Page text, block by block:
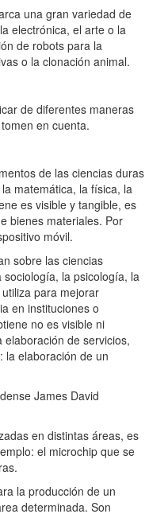
una gran variedad de
electrónica, el arte o la
de robots para la
o la clonación animal.
de diferentes maneras
en cuenta.
de las ciencias duras
matemática, la física, la
es visible y tangible, es
bienes materiales. Por
móvil.
sobre las ciencias
la psicología, la
para mejorar
en instituciones o
no es visible ni
de servicios,
la elaboración de un
James David
en distintas áreas, es
el microchip que se
la producción de un
determinada. Son